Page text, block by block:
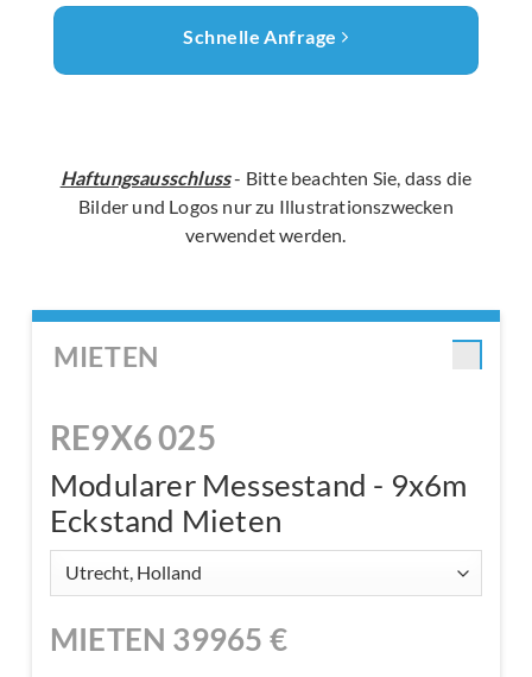
Schnelle Anfrage
Haftungsausschluss- Bitte beachten Sie, dass die
Bilder und Logos nur zu Illustrationszwecken
verwendet werden.
MIETEN
RE9X6 025
Modularer Messestand - 9x6m
Eckstand Mieten
MIETEN 39965 €